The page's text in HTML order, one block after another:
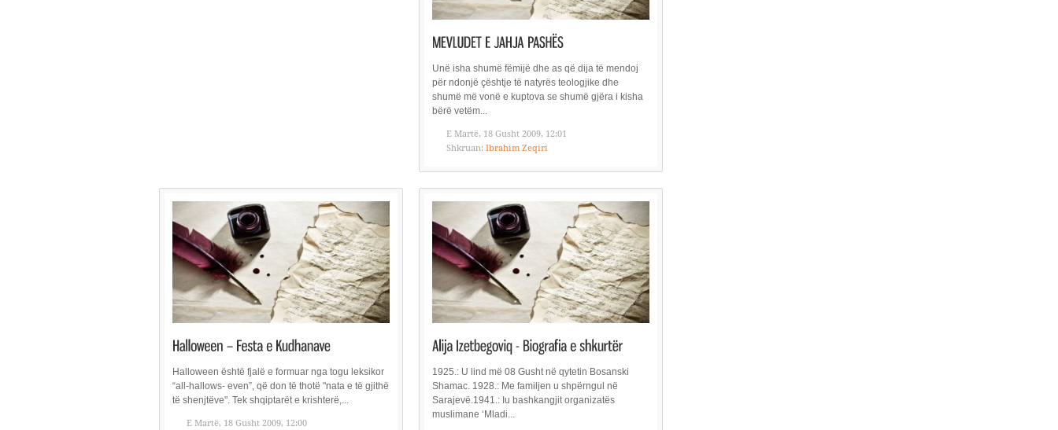
Unë isha shumë fëmijë dhe as që dija të mendoj
për ndonjë çështje të natyrës teologjike dhe
shumë më vonë e kuptova se shumë gjëra i kisha
bërë vetëm...
E Martë, 18 Gusht 2009, 12:01
Shkruan: Ibrahim Zeqiri
Halloween është fjalë e formuar nga togu leksikor
“all-hallows- even”, që don të thotë "nata e të gjithë
të shenjtëve". Tek shqiptarët e krishterë,...
E Martë, 18 Gusht 2009, 12:00
1925.: U lind më 08 Gusht në qytetin Bosanski
Shamac. 1928.: Me familjen u shpërngul në
Sarajevë.1941.: Iu bashkangjit organizatës
muslimane ‘Mladi...